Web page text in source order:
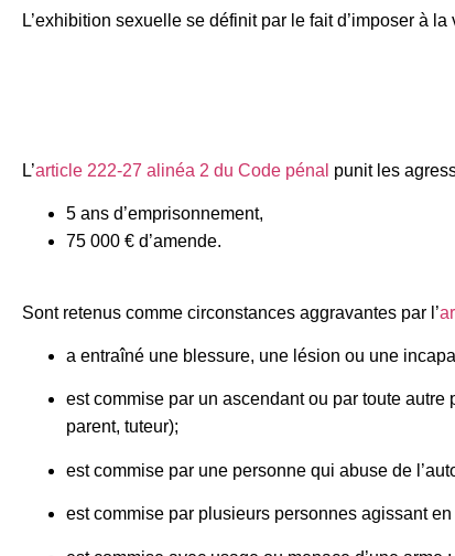
L’exhibition sexuelle se définit par le fait d’imposer à
L’article 222-27 alinéa 2 du Code pénal punit les
5 ans d’emprisonnement,
75 000 € d’amende.
Sont retenus comme circonstances aggravantes par l’
a entraîné une blessure, une lésion ou une
est commise par un ascendant ou par toute autre
parent, tuteur);
est commise par une personne qui abuse de
est commise par plusieurs personnes agissant